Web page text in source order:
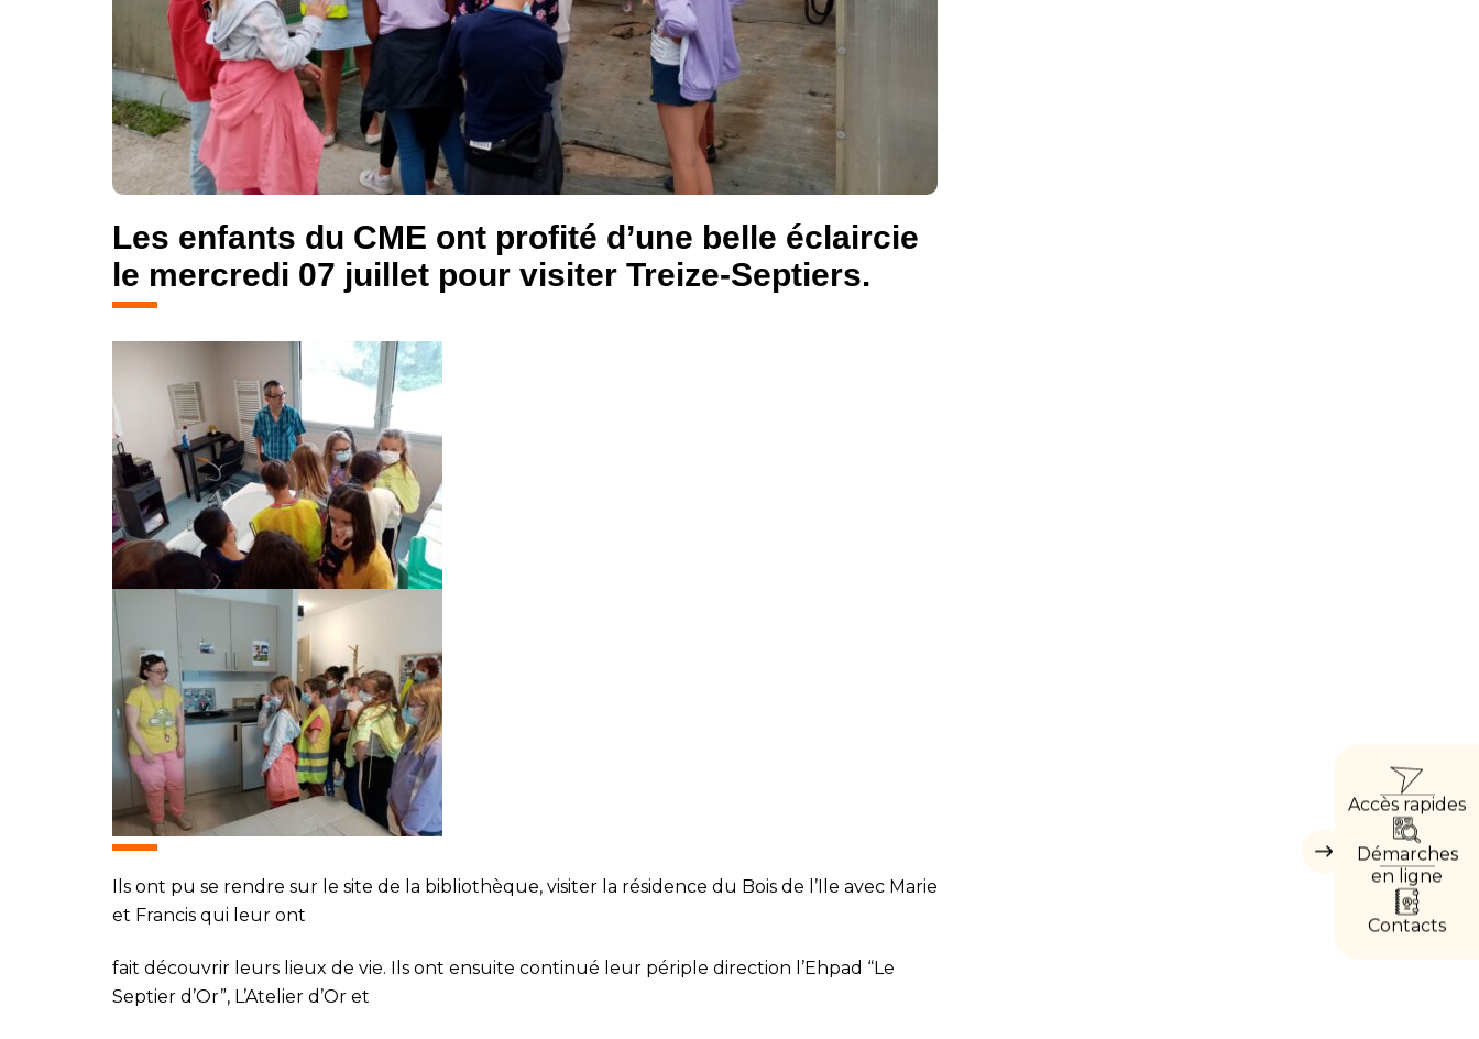
Masquer
Accès rapides
Démarches
en ligne
Contacts
Les enfants du CME ont profité d’une belle éclaircie
le mercredi 07 juillet pour visiter Treize-Septiers.
Ils ont pu se rendre sur le site de la bibliothèque, visiter la résidence du Bois de l’Ile avec Marie
et Francis qui leur ont
fait découvrir leurs lieux de vie. Ils ont ensuite continué leur périple direction l’Ehpad “Le
Septier d’Or”, L’Atelier d’Or et